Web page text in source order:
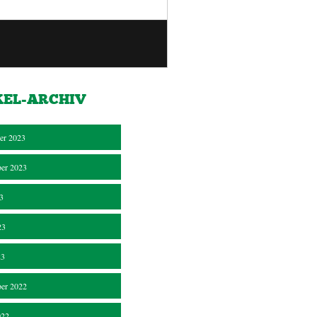
ARCHIV
2023
2023
2022